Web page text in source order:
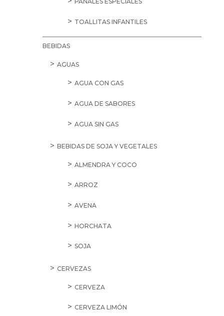
TOALLITAS INFANTILES
BEBIDAS
AGUAS
AGUA CON GAS
AGUA DE SABORES
AGUA SIN GAS
BEBIDAS DE SOJA Y VEGETALES
ALMENDRA Y COCO
ARROZ
AVENA
HORCHATA
SOJA
CERVEZAS
CERVEZA
CERVEZA LIMÓN